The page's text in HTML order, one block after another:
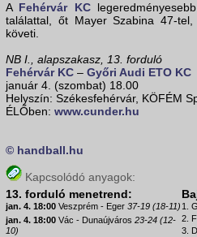
A Fehérvár KC
találattal, őt Mayer Szabina 47-
követi.
NB I., alapszakasz, 13. forduló
Fehérvár KC – Győri Audi ETO KC
január 4. (szombat) 18.00
Helyszín: Székesfehérvár, KÖFÉM
ÉLŐben: www.cunder.hu
© handball.hu
Kapcsolódó anyagok:
13. forduló menetrend:
jan. 4. 18:00 Veszprém - Eger 37-19 (18-11)
jan. 4. 18:00 Vác - Dunaújváros 23-24 (12-
10)
1.
2.
3.